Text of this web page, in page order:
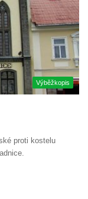
Výběžkopis
proti kostelu